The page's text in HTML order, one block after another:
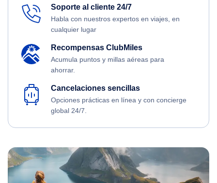
Soporte al cliente 24/7
Habla con nuestros expertos en viajes, en
cualquier lugar
Recompensas ClubMiles
Acumula puntos y millas aéreas para
ahorrar.
Cancelaciones sencillas
Opciones prácticas en línea y con concierge
global 24/7.